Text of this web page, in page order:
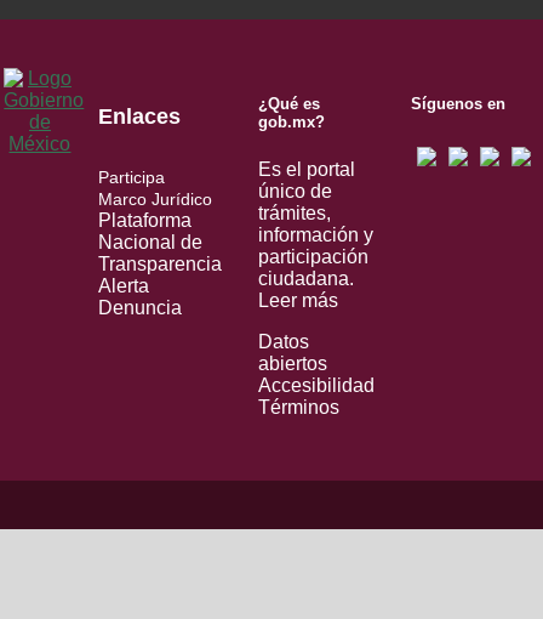
Enlaces
Participa
Marco Jurídico
Plataforma
Nacional de
Transparencia
Alerta
Denuncia
¿Qué es
gob.mx?
Es el portal
único de
trámites,
información y
participación
ciudadana.
Leer más
Datos
abiertos
Accesibilidad
Términos
Síguenos en